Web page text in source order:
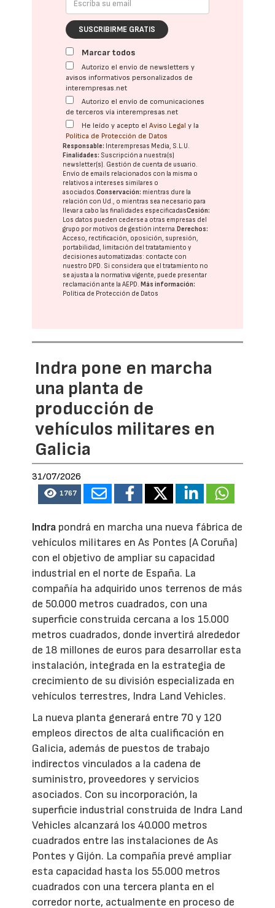
SUSCRIBIRME GRATIS
Marcar todos
Autorizo el envío de newsletters y
avisos informativos personalizados de
interempresas.net
Autorizo el envío de comunicaciones
de terceros vía interempresas.net
He leído y acepto elAviso Legal y la
Política de Protección de Datos
Responsable: Interempresas Media, S.L.U.
Finalidades: Suscripción a nuestra(s)
newsletter(s). Gestión de cuenta de usuario.
Envío de emails relacionados con la misma o
relativos a intereses similares o
asociados.Conservación: mientras dure la
relación con Ud., o mientras sea necesario para
llevar a cabo las finalidades especificadasCesión:
Los datos pueden cederse a otras empresas del
grupo por motivos de gestión interna.Derechos:
Acceso, rectificación, oposición, supresión,
portabilidad, limitación del tratatamiento y
decisiones automatizadas: contacte con
nuestro DPD. Si considera que el tratamiento no
se ajusta a la normativa vigente, puede presentar
reclamación ante laAEPD.Más información:
Política de Protección de Datos
Indra pone en marcha
una planta de
producción de
vehículos militares en
Galicia
31/07/2026
1767
Indra pondrá en marcha una nueva fábrica de
vehículos militares en As Pontes (A Coruña)
con el objetivo de ampliar su capacidad
industrial en el norte de España. La
compañía ha adquirido unos terrenos de más
de 50.000 metros cuadrados, con una
superficie construida cercana a los 15.000
metros cuadrados, donde invertirá alrededor
de 18 millones de euros para desarrollar esta
instalación, integrada en la estrategia de
crecimiento de su división especializada en
vehículos terrestres, Indra Land Vehicles.
La nueva planta generará entre 70 y 120
empleos directos de alta cualificación en
Galicia, además de puestos de trabajo
indirectos vinculados a la cadena de
suministro, proveedores y servicios
asociados. Con su incorporación, la
superficie industrial construida de Indra Land
Vehicles alcanzará los 40.000 metros
cuadrados entre las instalaciones de As
Pontes y Gijón. La compañía prevé ampliar
esta capacidad hasta los 55.000 metros
cuadrados con una tercera planta en el
corredor norte, actualmente en proceso de